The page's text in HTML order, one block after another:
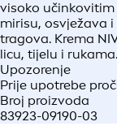
visoko
mirisu, osvježava
tragova. Krema
licu, tijelu i rukama.
Upozorenje
Prije upotrebe
Broj proizvoda
83923-09190-03